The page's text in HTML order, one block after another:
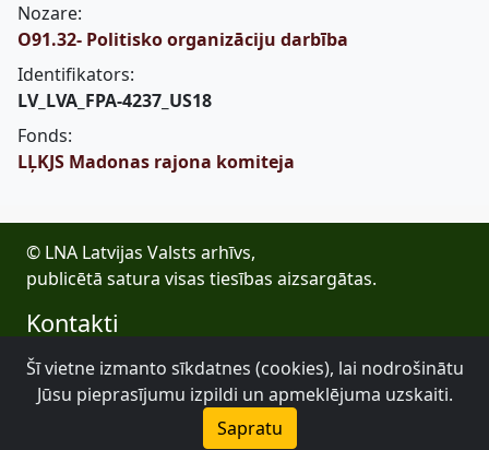
Nozare:
O91.32- Politisko organizāciju darbība
Identifikators:
LV_LVA_FPA-4237_US18
Fonds:
LĻKJS Madonas rajona komiteja
© LNA Latvijas Valsts arhīvs,
publicētā satura visas tiesības aizsargātas.
Kontakti
E-pasts: lva@arhivi.gov.lv
Tālrunis: +371 20027447
Bezdelīgu 1A, Rīga
Šī vietne izmanto sīkdatnes (cookies), lai nodrošinātu
Jūsu pieprasījumu izpildi un apmeklējuma uzskaiti.
Sapratu